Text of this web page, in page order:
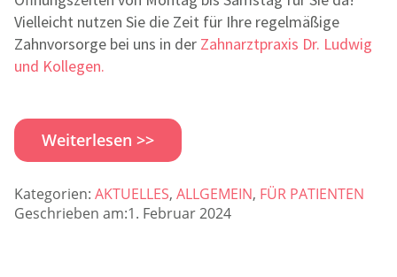
Vielleicht nutzen Sie die Zeit für Ihre regelmäßige
Zahnvorsorge bei uns in der Zahnarztpraxis Dr. Ludwig
und Kollegen.
Weiterlesen >>
Kategorien: AKTUELLES, ALLGEMEIN, FÜR PATIENTEN
Geschrieben am:1. Februar 2024